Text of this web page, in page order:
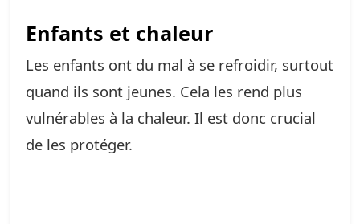
Enfants et chaleur
Les enfants ont du mal à se refroidir, surtout
quand ils sont jeunes. Cela les rend plus
vulnérables à la chaleur. Il est donc crucial
de les protéger.